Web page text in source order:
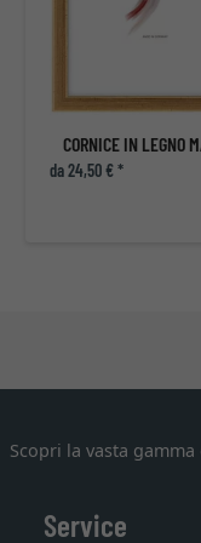
CORNICE IN LEGNO
da 24,50 € *
Scopri la vasta
Service